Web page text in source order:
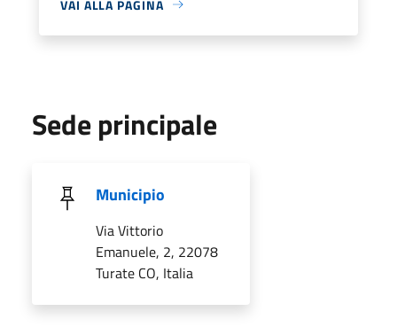
VAI ALLA PAGINA
Sede principale
Municipio
Via Vittorio
Emanuele, 2, 22078
Turate CO, Italia